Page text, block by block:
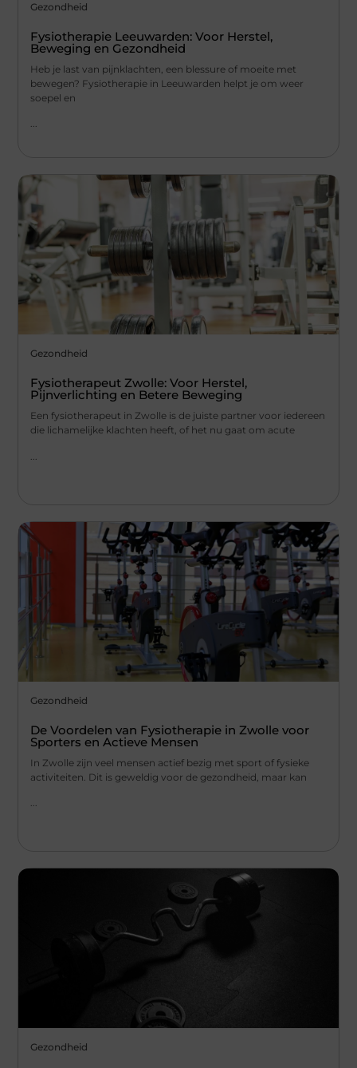
Gezondheid
Fysiotherapie Leeuwarden: Voor Herstel,
Beweging en Gezondheid
Heb je last van pijnklachten, een blessure of moeite met
bewegen? Fysiotherapie in Leeuwarden helpt je om weer
soepel en
...
Gezondheid
Fysiotherapeut Zwolle: Voor Herstel,
Pijnverlichting en Betere Beweging
Een fysiotherapeut in Zwolle is de juiste partner voor iedereen
die lichamelijke klachten heeft, of het nu gaat om acute
Gezondheid
De Voordelen van Fysiotherapie in Zwolle voor
Sporters en Actieve Mensen
In Zwolle zijn veel mensen actief bezig met sport of fysieke
activiteiten. Dit is geweldig voor de gezondheid, maar kan
...
Gezondheid